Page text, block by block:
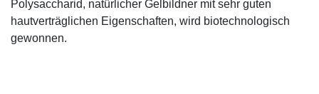
Polysaccharid, natürlicher Gelbildner mit sehr guten
hautverträglichen Eigenschaften, wird biotechnologisch
gewonnen.